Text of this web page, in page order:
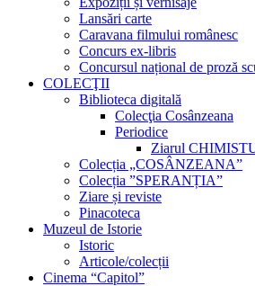
Lansări carte
Caravana filmului românesc
Concurs ex-libris
Concursul național de proză
COLECŢII
Biblioteca digitală
Colecţia Cosânzeana
Periodice
Ziarul
Colecția „COSÂNZEANA”
Colecția ”SPERANȚIA”
Ziare și reviste
Pinacoteca
Muzeul de Istorie
Istoric
Articole/colecții
Cinema “Capitol”